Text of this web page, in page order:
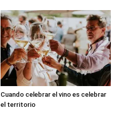
Cuando celebrar el vino es celebrar
el territorio